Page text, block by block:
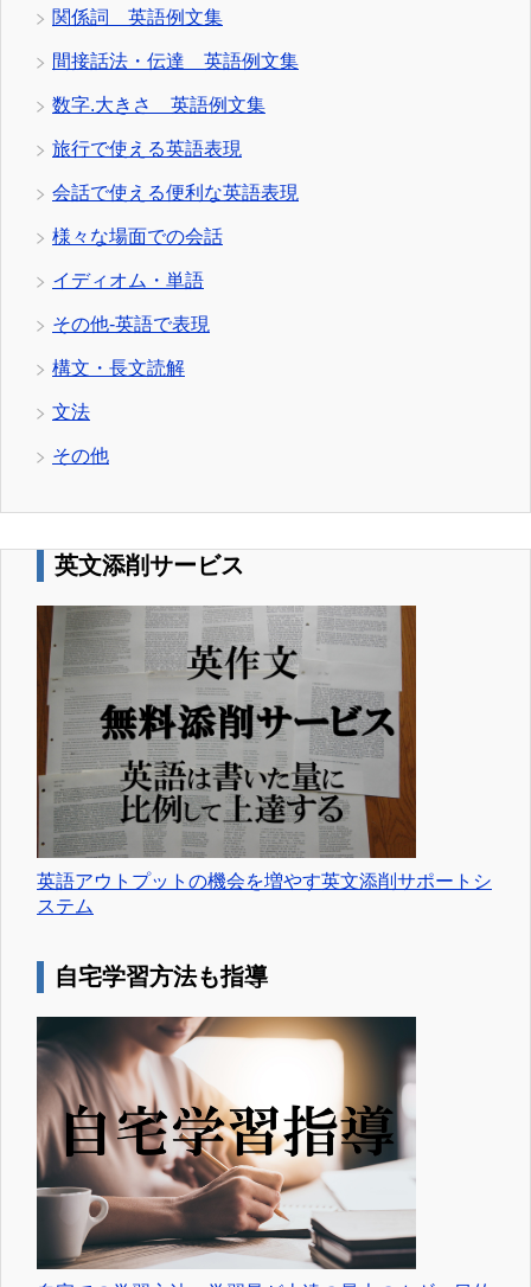
関係詞 英語例文集
間接話法・伝達 英語例文集
数字.大きさ 英語例文集
旅行で使える英語表現
会話で使える便利な英語表現
様々な場面での会話
イディオム・単語
その他-英語で表現
構文・長文読解
文法
その他
英文添削サービス
英語アウトプットの機会を増やす英文添削サポートシ
ステム
自宅学習方法も指導